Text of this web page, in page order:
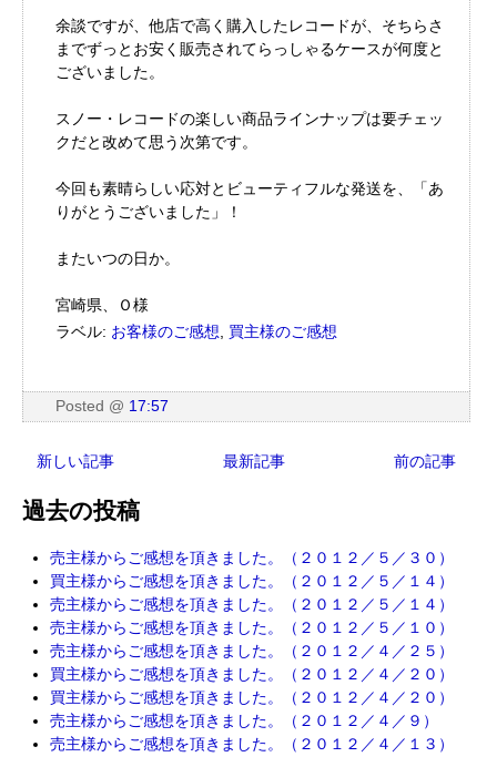
余談ですが、他店で高く購入したレコードが、そちらさ
までずっとお安く販売されてらっしゃるケースが何度と
ございました。
スノー・レコードの楽しい商品ラインナップは要チェッ
クだと改めて思う次第です。
今回も素晴らしい応対とビューティフルな発送を、「あ
りがとうございました」！
またいつの日か。
宮崎県、Ｏ様
ラベル: お客様のご感想 買主様のご感想
Posted @ 17:57
新しい記事 最新記事 前の記事
過去の投稿
売主様からご感想を頂きました。（２０１２／５／３０）
買主様からご感想を頂きました。（２０１２／５／１４）
売主様からご感想を頂きました。（２０１２／５／１４）
売主様からご感想を頂きました。（２０１２／５／１０）
売主様からご感想を頂きました。（２０１２／４／２５）
買主様からご感想を頂きました。（２０１２／４／２０）
買主様からご感想を頂きました。（２０１２／４／２０）
売主様からご感想を頂きました。（２０１２／４／９）
売主様からご感想を頂きました。（２０１２／４／１３）